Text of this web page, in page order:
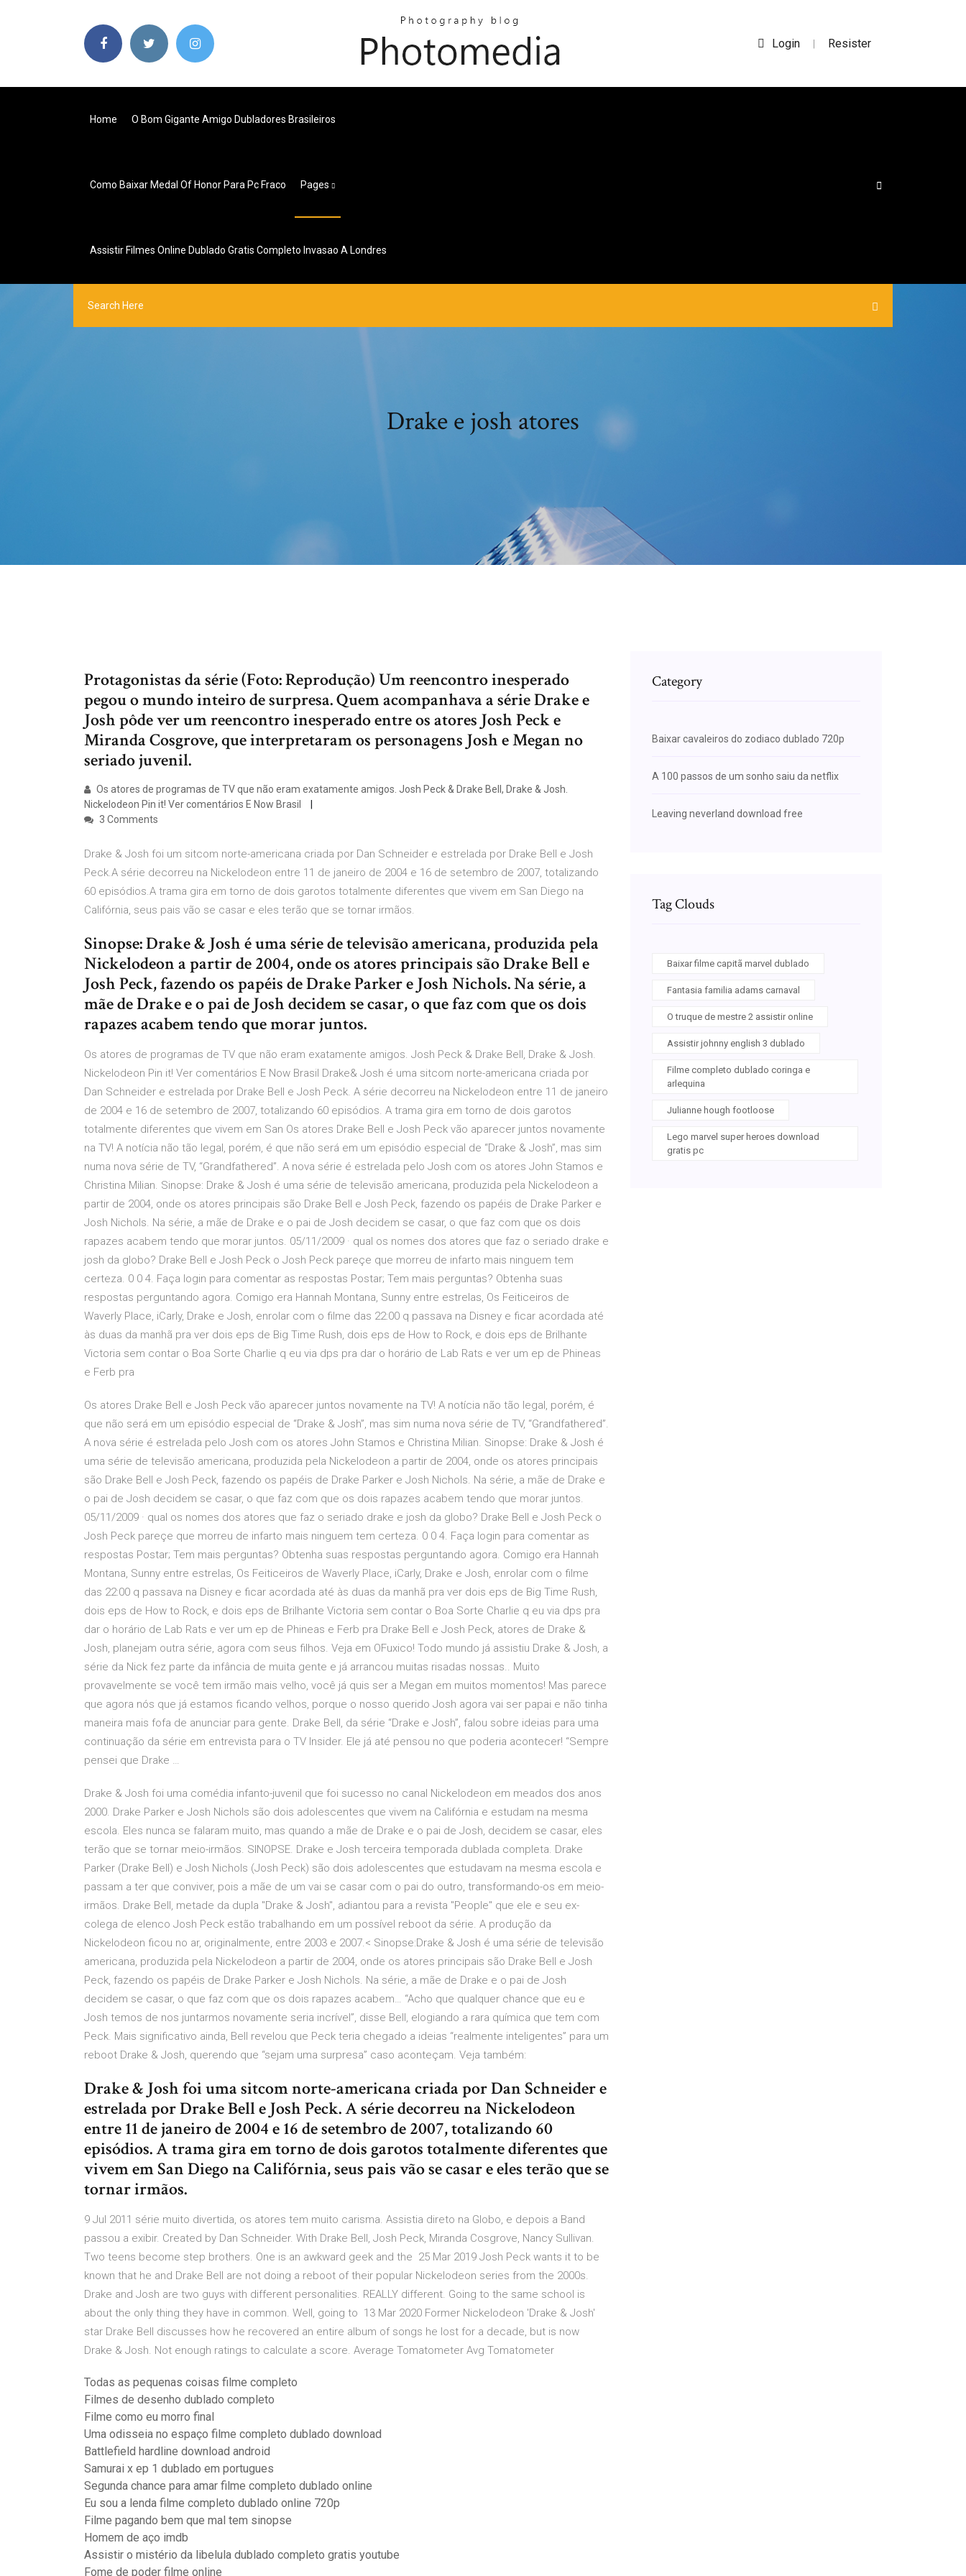
Login | Resister
Home O Bom Gigante Amigo Dubladores Brasileiros
Como Baixar Medal Of Honor Para Pc Fraco Pages
Assistir Filmes Online Dublado Gratis Completo Invasao A Londres
Drake e josh atores
Protagonistas da série (Foto: Reprodução) Um reencontro inesperado
pegou o mundo inteiro de surpresa. Quem acompanhava a série Drake e
Josh pôde ver um reencontro inesperado entre os atores Josh Peck e
Miranda Cosgrove, que interpretaram os personagens Josh e Megan no
seriado juvenil.
Os atores de programas de TV que não eram exatamente amigos. Josh Peck & Drake Bell, Drake & Josh.
Nickelodeon Pin it! Ver comentários E Now Brasil
3 Comments
Drake & Josh foi um sitcom norte-americana criada por Dan Schneider e estrelada por Drake Bell e Josh
Peck.A série decorreu na Nickelodeon entre 11 de janeiro de 2004 e 16 de setembro de 2007, totalizando
60 episódios.A trama gira em torno de dois garotos totalmente diferentes que vivem em San Diego na
Califórnia, seus pais vão se casar e eles terão que se tornar irmãos.
Sinopse: Drake & Josh é uma série de televisão americana, produzida pela
Nickelodeon a partir de 2004, onde os atores principais são Drake Bell e
Josh Peck, fazendo os papéis de Drake Parker e Josh Nichols. Na série, a
mãe de Drake e o pai de Josh decidem se casar, o que faz com que os dois
rapazes acabem tendo que morar juntos.
Os atores de programas de TV que não eram exatamente amigos. Josh Peck & Drake Bell, Drake & Josh.
Nickelodeon Pin it! Ver comentários E Now Brasil Drake& Josh é uma sitcom norte-americana criada por
Dan Schneider e estrelada por Drake Bell e Josh Peck. A série decorreu na Nickelodeon entre 11 de janeiro
de 2004 e 16 de setembro de 2007, totalizando 60 episódios. A trama gira em torno de dois garotos
totalmente diferentes que vivem em San Os atores Drake Bell e Josh Peck vão aparecer juntos novamente
na TV! A notícia não tão legal, porém, é que não será em um episódio especial de “Drake & Josh”, mas sim
numa nova série de TV, “Grandfathered”. A nova série é estrelada pelo Josh com os atores John Stamos e
Christina Milian. Sinopse: Drake & Josh é uma série de televisão americana, produzida pela Nickelodeon a
partir de 2004, onde os atores principais são Drake Bell e Josh Peck, fazendo os papéis de Drake Parker e
Josh Nichols. Na série, a mãe de Drake e o pai de Josh decidem se casar, o que faz com que os dois
rapazes acabem tendo que morar juntos. 05/11/2009 · qual os nomes dos atores que faz o seriado drake e
josh da globo? Drake Bell e Josh Peck o Josh Peck pareçe que morreu de infarto mais ninguem tem
certeza. 0 0 4. Faça login para comentar as respostas Postar; Tem mais perguntas? Obtenha suas
respostas perguntando agora. Comigo era Hannah Montana, Sunny entre estrelas, Os Feiticeiros de
Waverly Place, iCarly, Drake e Josh, enrolar com o filme das 22:00 q passava na Disney e ficar acordada até
às duas da manhã pra ver dois eps de Big Time Rush, dois eps de How to Rock, e dois eps de Brilhante
Victoria sem contar o Boa Sorte Charlie q eu via dps pra dar o horário de Lab Rats e ver um ep de Phineas
e Ferb pra
Os atores Drake Bell e Josh Peck vão aparecer juntos novamente na TV! A notícia não tão legal, porém, é
que não será em um episódio especial de “Drake & Josh”, mas sim numa nova série de TV, “Grandfathered”.
A nova série é estrelada pelo Josh com os atores John Stamos e Christina Milian. Sinopse: Drake & Josh é
uma série de televisão americana, produzida pela Nickelodeon a partir de 2004, onde os atores principais
são Drake Bell e Josh Peck, fazendo os papéis de Drake Parker e Josh Nichols. Na série, a mãe de Drake e
o pai de Josh decidem se casar, o que faz com que os dois rapazes acabem tendo que morar juntos.
05/11/2009 · qual os nomes dos atores que faz o seriado drake e josh da globo? Drake Bell e Josh Peck o
Josh Peck pareçe que morreu de infarto mais ninguem tem certeza. 0 0 4. Faça login para comentar as
respostas Postar; Tem mais perguntas? Obtenha suas respostas perguntando agora. Comigo era Hannah
Montana, Sunny entre estrelas, Os Feiticeiros de Waverly Place, iCarly, Drake e Josh, enrolar com o filme
das 22:00 q passava na Disney e ficar acordada até às duas da manhã pra ver dois eps de Big Time Rush,
dois eps de How to Rock, e dois eps de Brilhante Victoria sem contar o Boa Sorte Charlie q eu via dps pra
dar o horário de Lab Rats e ver um ep de Phineas e Ferb pra Drake Bell e Josh Peck, atores de Drake &
Josh, planejam outra série, agora com seus filhos. Veja em OFuxico! Todo mundo já assistiu Drake & Josh, a
série da Nick fez parte da infância de muita gente e já arrancou muitas risadas nossas.. Muito
provavelmente se você tem irmão mais velho, você já quis ser a Megan em muitos momentos! Mas parece
que agora nós que já estamos ficando velhos, porque o nosso querido Josh agora vai ser papai e não tinha
maneira mais fofa de anunciar para gente. Drake Bell, da série “Drake e Josh”, falou sobre ideias para uma
continuação da série em entrevista para o TV Insider. Ele já até pensou no que poderia acontecer! “Sempre
pensei que Drake …
Drake & Josh foi uma comédia infanto-juvenil que foi sucesso no canal Nickelodeon em meados dos anos
2000. Drake Parker e Josh Nichols são dois adolescentes que vivem na Califórnia e estudam na mesma
escola. Eles nunca se falaram muito, mas quando a mãe de Drake e o pai de Josh, decidem se casar, eles
terão que se tornar meio-irmãos. SINOPSE. Drake e Josh terceira temporada dublada completa. Drake
Parker (Drake Bell) e Josh Nichols (Josh Peck) são dois adolescentes que estudavam na mesma escola e
passam a ter que conviver, pois a mãe de um vai se casar com o pai do outro, transformando-os em meio-
irmãos. Drake Bell, metade da dupla "Drake & Josh", adiantou para a revista "People" que ele e seu ex-
colega de elenco Josh Peck estão trabalhando em um possível reboot da série. A produção da
Nickelodeon ficou no ar, originalmente, entre 2003 e 2007.< Sinopse:Drake & Josh é uma série de televisão
americana, produzida pela Nickelodeon a partir de 2004, onde os atores principais são Drake Bell e Josh
Peck, fazendo os papéis de Drake Parker e Josh Nichols. Na série, a mãe de Drake e o pai de Josh
decidem se casar, o que faz com que os dois rapazes acabem… “Acho que qualquer chance que eu e
Josh temos de nos juntarmos novamente seria incrível”, disse Bell, elogiando a rara química que tem com
Peck. Mais significativo ainda, Bell revelou que Peck teria chegado a ideias “realmente inteligentes” para um
reboot Drake & Josh, querendo que “sejam uma surpresa” caso aconteçam. Veja também:
Drake & Josh foi uma sitcom norte-americana criada por Dan Schneider e
estrelada por Drake Bell e Josh Peck. A série decorreu na Nickelodeon
entre 11 de janeiro de 2004 e 16 de setembro de 2007, totalizando 60
episódios. A trama gira em torno de dois garotos totalmente diferentes que
vivem em San Diego na Califórnia, seus pais vão se casar e eles terão que se
tornar irmãos.
9 Jul 2011 série muito divertida, os atores tem muito carisma. Assistia direto na Globo, e depois a Band
passou a exibir. Created by Dan Schneider. With Drake Bell, Josh Peck, Miranda Cosgrove, Nancy Sullivan.
Two teens become step brothers. One is an awkward geek and the 25 Mar 2019 Josh Peck wants it to be
known that he and Drake Bell are not doing a reboot of their popular Nickelodeon series from the 2000s.
Drake and Josh are two guys with different personalities. REALLY different. Going to the same school is
about the only thing they have in common. Well, going to 13 Mar 2020 Former Nickelodeon 'Drake & Josh'
star Drake Bell discusses how he recovered an entire album of songs he lost for a decade, but is now
Drake & Josh. Not enough ratings to calculate a score. Average Tomatometer Avg Tomatometer
Todas as pequenas coisas filme completo
Filmes de desenho dublado completo
Filme como eu morro final
Uma odisseia no espaço filme completo dublado download
Battlefield hardline download android
Samurai x ep 1 dublado em portugues
Segunda chance para amar filme completo dublado online
Eu sou a lenda filme completo dublado online 720p
Filme pagando bem que mal tem sinopse
Homem de aço imdb
Assistir o mistério da libelula dublado completo gratis youtube
Fome de poder filme online
Category
Baixar cavaleiros do zodiaco dublado 720p
A 100 passos de um sonho saiu da netflix
Leaving neverland download free
Tag Clouds
Baixar filme capitã marvel dublado
Fantasia familia adams carnaval
O truque de mestre 2 assistir online
Assistir johnny english 3 dublado
Filme completo dublado coringa e
arlequina
Julianne hough footloose
Lego marvel super heroes download
gratis pc